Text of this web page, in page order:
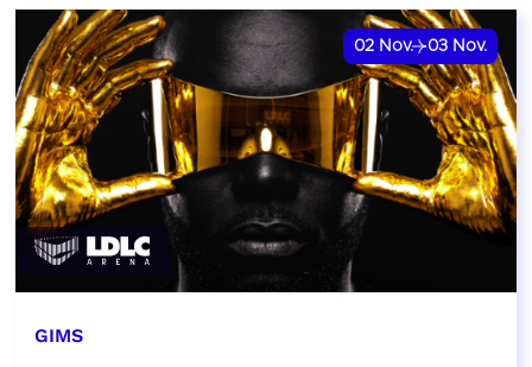
02 Nov. 03 Nov.
GIMS